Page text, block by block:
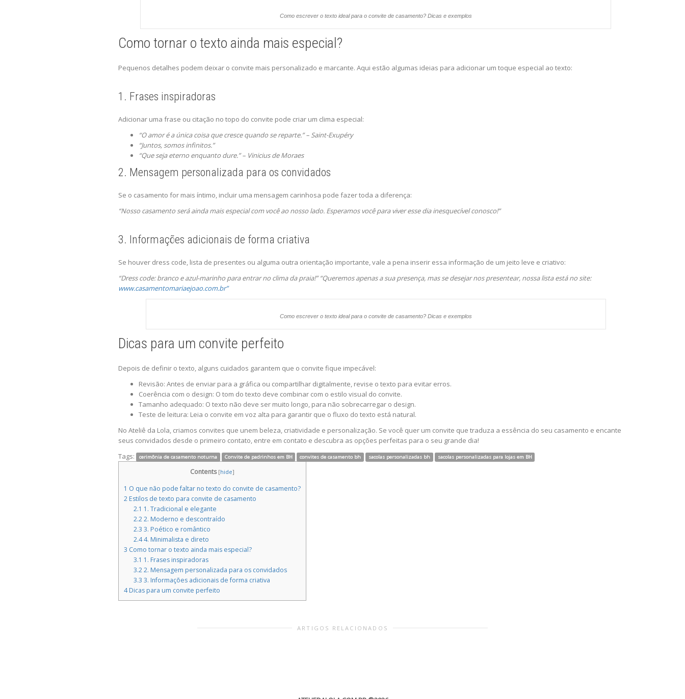
Como escrever o texto ideal para o convite de casamento? Dicas e exemplos
Como tornar o texto ainda mais especial?
Pequenos detalhes podem deixar o convite mais personalizado e marcante. Aqui estão algumas ideias para adicionar um toque especial ao texto:
1. Frases inspiradoras
Adicionar uma frase ou citação no topo do convite pode criar um clima especial:
“O amor é a única coisa que cresce quando se reparte.” – Saint-Exupéry
“Juntos, somos infinitos.”
“Que seja eterno enquanto dure.” – Vinicius de Moraes
2. Mensagem personalizada para os convidados
Se o casamento for mais íntimo, incluir uma mensagem carinhosa pode fazer toda a diferença:
“Nosso casamento será ainda mais especial com você ao nosso lado. Esperamos você para viver esse dia inesquecível conosco!”
3. Informações adicionais de forma criativa
Se houver dress code, lista de presentes ou alguma outra orientação importante, vale a pena inserir essa informação de um jeito leve e criativo:
“Dress code: branco e azul-marinho para entrar no clima da praia!” “Queremos apenas a sua presença, mas se desejar nos presentear, nossa lista está no site:
www.casamentomariaejoao.com.br”
Como escrever o texto ideal para o convite de casamento? Dicas e exemplos
Dicas para um convite perfeito
Depois de definir o texto, alguns cuidados garantem que o convite fique impecável:
Revisão: Antes de enviar para a gráfica ou compartilhar digitalmente, revise o texto para evitar erros.
Coerência com o design: O tom do texto deve combinar com o estilo visual do convite.
Tamanho adequado: O texto não deve ser muito longo, para não sobrecarregar o design.
Teste de leitura: Leia o convite em voz alta para garantir que o fluxo do texto está natural.
No Ateliê da Lola, criamos convites que unem beleza, criatividade e personalização. Se você quer um convite que traduza a essência do seu casamento e encante
seus convidados desde o primeiro contato, entre em contato e descubra as opções perfeitas para o seu grande dia!
Tags:
cerimônia de casamento noturna Convite de padrinhos em BH convites de casamento bh sacolas personalizadas bh sacolas personalizadas para lojas em BH
Contents [hide]
1 O que não pode faltar no texto do convite de casamento?
2 Estilos de texto para convite de casamento
2.1 1. Tradicional e elegante
2.22. Moderno e descontraído
2.3 3. Poético e romântico
2.44. Minimalista e direto
3 Como tornar o texto ainda mais especial?
3.1 1. Frases inspiradoras
3.22. Mensagem personalizada para os convidados
3.3 3. Informações adicionais de forma criativa
4Dicas para um convite perfeito
ARTIGOS RELACIONADOS